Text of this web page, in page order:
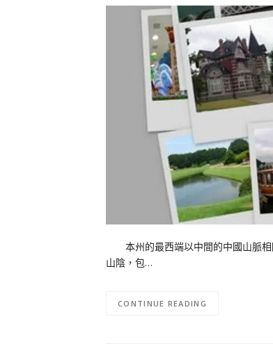
本州的最西端以中間的中國山脈相
山陰，包…
CONTINUE READING